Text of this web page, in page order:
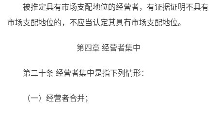
被推定具有市场支配地位的经营者，有证据证明不具有
市场支配地位的，不应当认定其具有市场支配地位。
第四章 经营者集中
第二十条 经营者集中是指下列情形：
（一）经营者合并；